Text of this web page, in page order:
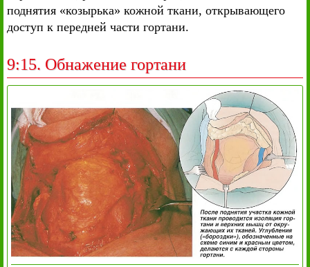
поднятия «козырька» кожной ткани, открывающего
доступ к передней части гортани.
9:15. Обнажение гортани